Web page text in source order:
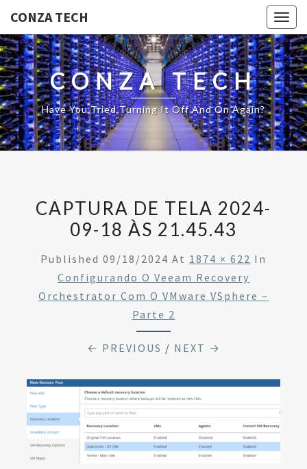
CONZA TECH
CONZA TECH
Have You Tried Turning It Off And On Again?
CAPTURA DE TELA 2024-
09-18 ÀS 21.45.43
Published 09/18/2024 At 1874 × 622 In
Configurando O Veeam Recovery
Orchestrator Com O VMware VSphere –
Parte 2
← PREVIOUS / NEXT →